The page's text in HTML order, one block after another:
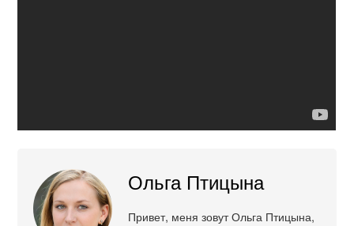
Ольга Птицына
Привет, меня зовут Ольга Птицына,